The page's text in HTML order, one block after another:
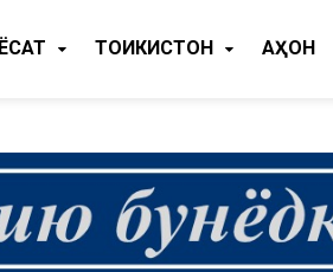
ТОҶИКИСТОН ҶАҲОН